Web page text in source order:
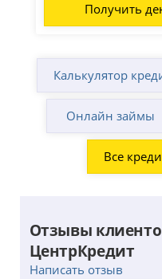
Получить
Калькулятор
Онлайн займы
Все
Отзывы
ЦентрКредит
Написать отзыв